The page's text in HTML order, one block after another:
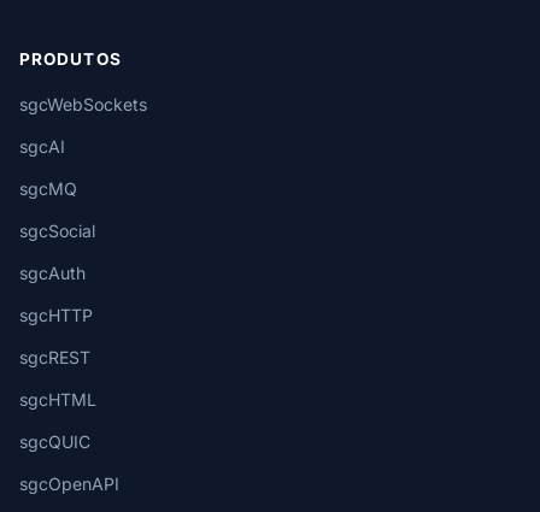
PRODUTOS
sgcWebSockets
sgcAI
sgcMQ
sgcSocial
sgcAuth
sgcHTTP
sgcREST
sgcHTML
sgcQUIC
sgcOpenAPI